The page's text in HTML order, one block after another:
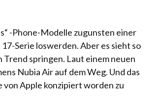
-Phone-Modelle zugunsten einer
Serie loswerden. Aber es sieht so
Trend springen. Laut einem neuen
Nubia Air auf dem Weg. Und das
Apple konzipiert worden zu